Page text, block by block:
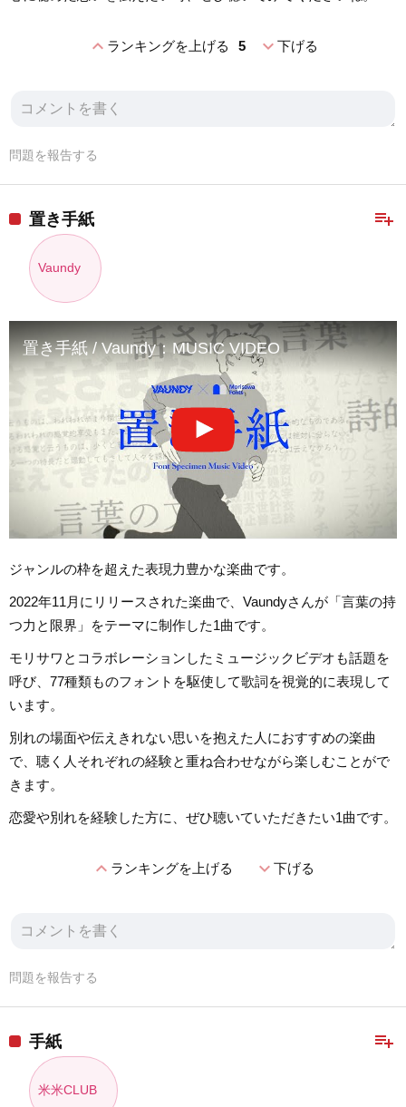
expand_lessランキングを上げる 5 expand_more下げる
問題を報告する
playlist_add
置き手紙
Vaundy
置き手紙 / Vaundy：MUSIC VIDEO
ジャンルの枠を超えた表現力豊かな楽曲です。
2022年11月にリリースされた楽曲で、Vaundyさんが「言葉の持
つ力と限界」をテーマに制作した1曲です。
モリサワとコラボレーションしたミュージックビデオも話題を
呼び、77種類ものフォントを駆使して歌詞を視覚的に表現して
います。
別れの場面や伝えきれない思いを抱えた人におすすめの楽曲
で、聴く人それぞれの経験と重ね合わせながら楽しむことがで
きます。
恋愛や別れを経験した方に、ぜひ聴いていただきたい1曲です。
expand_lessランキングを上げる expand_more下げる
問題を報告する
playlist_add
手紙
米米CLUB